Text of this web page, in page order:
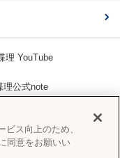
理 YouTube
理公式note
ス向上のため、
同意をお願いい